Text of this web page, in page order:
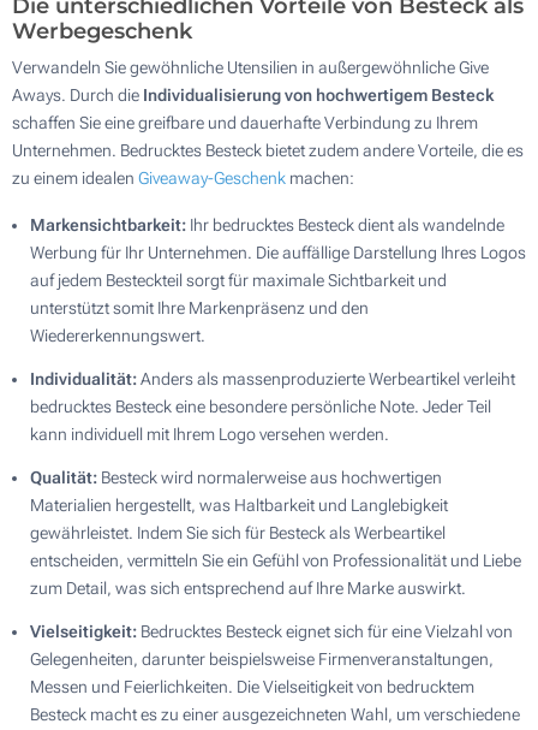
Die unterschiedlichen Vorteile von Besteck als
Werbegeschenk
Verwandeln Sie gewöhnliche Utensilien in außergewöhnliche Give
Aways. Durch die Individualisierung von hochwertigem Besteck
schaffen Sie eine greifbare und dauerhafte Verbindung zu Ihrem
Unternehmen. Bedrucktes Besteck bietet zudem andere Vorteile, die es
zu einem idealen Giveaway-Geschenk machen:
Markensichtbarkeit: Ihr bedrucktes Besteck dient als wandelnde
Werbung für Ihr Unternehmen. Die auffällige Darstellung Ihres Logos
auf jedem Besteckteil sorgt für maximale Sichtbarkeit und
unterstützt somit Ihre Markenpräsenz und den
Wiedererkennungswert.
Individualität:Anders als massenproduzierte Werbeartikel verleiht
bedrucktes Besteck eine besondere persönliche Note. Jeder Teil
kann individuell mit Ihrem Logo versehen werden.
Qualität: Besteck wird normalerweise aus hochwertigen
Materialien hergestellt, was Haltbarkeit und Langlebigkeit
gewährleistet. Indem Sie sich für Besteck als Werbeartikel
entscheiden, vermitteln Sie ein Gefühl von Professionalität und Liebe
zum Detail, was sich entsprechend auf Ihre Marke auswirkt.
Vielseitigkeit: Bedrucktes Besteck eignet sich für eine Vielzahl von
Gelegenheiten, darunter beispielsweise Firmenveranstaltungen,
Messen und Feierlichkeiten. Die Vielseitigkeit von bedrucktem
Besteck macht es zu einer ausgezeichneten Wahl, um verschiedene